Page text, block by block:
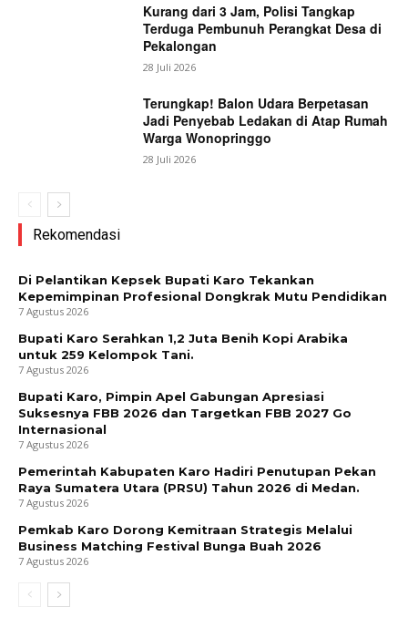
Kurang dari 3 Jam, Polisi Tangkap
Terduga Pembunuh Perangkat Desa di
Pekalongan
28 Juli 2026
Terungkap! Balon Udara Berpetasan
Jadi Penyebab Ledakan di Atap Rumah
Warga Wonopringgo
28 Juli 2026
Rekomendasi
Di Pelantikan Kepsek Bupati Karo Tekankan
Kepemimpinan Profesional Dongkrak Mutu Pendidikan
7 Agustus 2026
Bupati Karo Serahkan 1,2 Juta Benih Kopi Arabika
untuk 259 Kelompok Tani.
7 Agustus 2026
Bupati Karo, Pimpin Apel Gabungan Apresiasi
Suksesnya FBB 2026 dan Targetkan FBB 2027 Go
Internasional
7 Agustus 2026
Pemerintah Kabupaten Karo Hadiri Penutupan Pekan
Raya Sumatera Utara (PRSU) Tahun 2026 di Medan.
7 Agustus 2026
Pemkab Karo Dorong Kemitraan Strategis Melalui
Business Matching Festival Bunga Buah 2026
7 Agustus 2026